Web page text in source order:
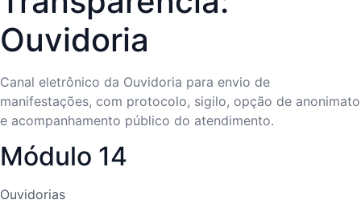
Ouvidoria
Canal eletrônico da Ouvidoria para envio de
manifestações, com protocolo, sigilo, opção de anonimato
e acompanhamento público do atendimento.
Módulo 14
Ouvidorias